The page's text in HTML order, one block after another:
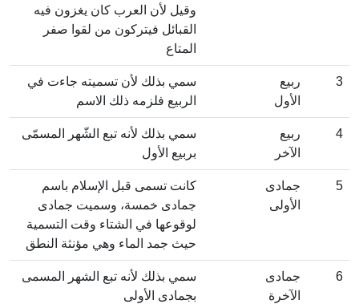
وقيل لأن العرب كان يغزون فيه
القبائل فيتركون من لقوا صفر
المتاع
ربيع
الأول
سمي بذلك لأن تسميته جاءت في
الربيع فلزمه ذلك الاسم
ربيع
الآخر
سمي بذلك لأنه تبع الشّهر المسمّى
بربيع الأول
جمادى
الأولى
كانت تسمى قبل الإسلام باسم
جمادى خمسة، وسميت جمادى
لوقوعها في الشتاء وقت التسمية
حيث جمد الماء وهي مؤنثة النطق
جمادى
الآخرة
سمي بذلك لأنه تبع الشهر المسمى
بجمادى الأولى